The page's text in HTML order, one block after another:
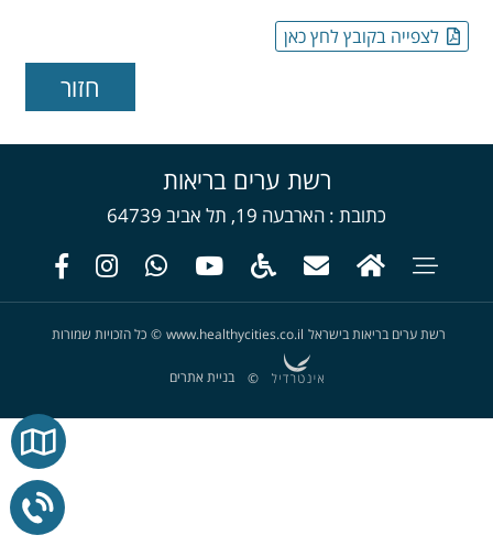
לצפייה בקובץ לחץ כאן
רשת ערים בריאות
כתובת הארבעה 19, תל אביב 64739
רשת ערים בריאות בישראל www.healthycities.co.il
© כל הזכויות שמורות
© בניית אתרים